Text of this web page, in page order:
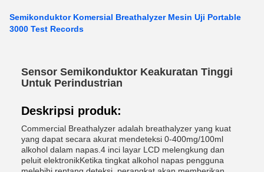
Semikonduktor Komersial Breathalyzer Mesin Uji Portable
3000 Test Records
Sensor Semikonduktor Keakuratan Tinggi
Untuk Perindustrian
Deskripsi produk:
Commercial Breathalyzer adalah breathalyzer yang kuat
yang dapat secara akurat mendeteksi 0-400mg/100ml
alkohol dalam napas.4 inci layar LCD melengkung dan
peluit elektronikKetika tingkat alkohol napas pengguna